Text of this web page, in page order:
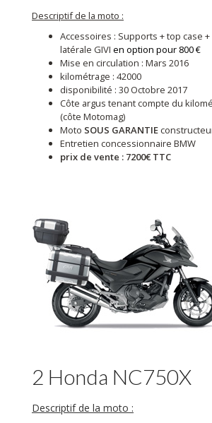
Descriptif de la moto :
Accessoires : Supports + top case
latérale GIVI en option pour 800 €
Mise en circulation : Mars 2016
kilométrage : 42000
disponibilité : 30 Octobre 2017
Côte argus tenant compte du
(côte Motomag)
Moto SOUS GARANTIE
Entretien concessionnaire BMW
prix de vente : 7200€ TTC
2 Honda NC750X
Descriptif de la moto :